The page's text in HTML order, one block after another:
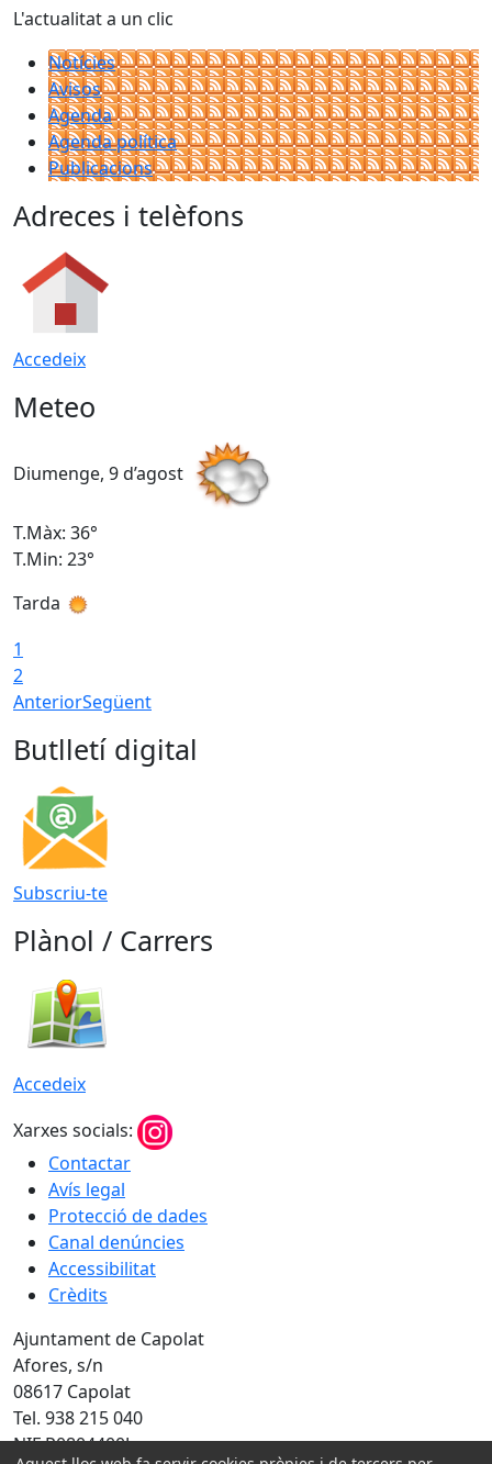
L'actualitat a un clic
Notícies
Avisos
Agenda
Agenda política
Publicacions
Adreces i telèfons
Accedeix
Meteo
Diumenge, 9 d’agost
T.Màx: 36°
T.Min: 23°
Tarda
1
2
AnteriorSegüent
Butlletí digital
Subscriu-te
Plànol / Carrers
Accedeix
Xarxes socials:
Contactar
Avís legal
Protecció de dades
Canal denúncies
Accessibilitat
Crèdits
Ajuntament de Capolat
Afores, s/n
08617 Capolat
Tel. 938 215 040
NIF P0804400J